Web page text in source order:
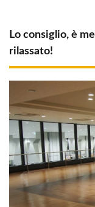
Lo consiglio, è
rilassato!